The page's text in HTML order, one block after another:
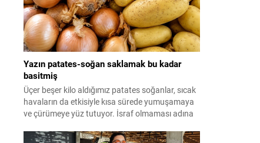
Yazın patates-soğan saklamak bu kadar
basitmiş
Üçer beşer kilo aldığımız patates soğanlar, sıcak
havaların da etkisiyle kısa sürede yumuşamaya
ve çürümeye yüz tutuyor. İsraf olmaması adına
merak ediliyor. Meğer formülü çok basitmiş...